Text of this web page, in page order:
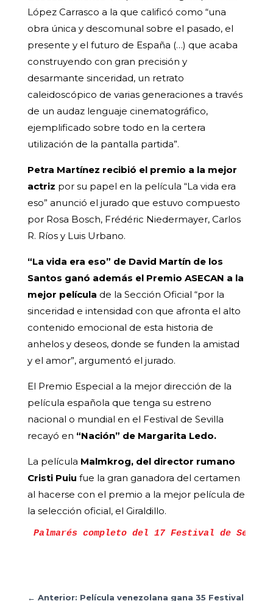
López Carrasco a la que calificó como “una
obra única y descomunal sobre el pasado, el
presente y el futuro de España (…) que acaba
construyendo con gran precisión y
desarmante sinceridad, un retrato
caleidoscópico de varias generaciones a través
de un audaz lenguaje cinematográfico,
ejemplificado sobre todo en la certera
utilización de la pantalla partida”.
Petra Martínez recibió el premio a la mejor
actriz por su papel en la película “La vida era
eso” anunció el jurado que estuvo compuesto
por Rosa Bosch, Frédéric Niedermayer, Carlos
R. Ríos y Luis Urbano.
“La vida era eso” de David Martín de los
Santos ganó además el Premio ASECAN a la
mejor película de la Sección Oficial “por la
sinceridad e intensidad con que afronta el alto
contenido emocional de esta historia de
anhelos y deseos, donde se funden la amistad
y el amor”, argumentó el jurado.
El Premio Especial a la mejor dirección de la
película española que tenga su estreno
nacional o mundial en el Festival de Sevilla
recayó en “Nación” de Margarita Ledo.
La película Malmkrog, del director rumano
Cristi Puiu fue la gran ganadora del certamen
al hacerse con el premio a la mejor película de
la selección oficial, el Giraldillo.
Palmarés completo del 17 Festival de
← Anterior: Película venezolana gana 35 Festival